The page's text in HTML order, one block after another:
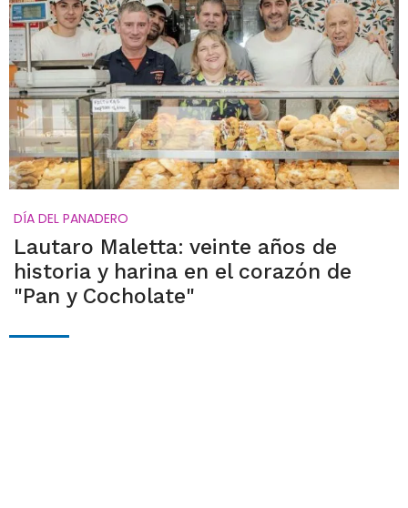
DÍA DEL PANADERO
Lautaro Maletta: veinte años de
historia y harina en el corazón de
"Pan y Cocholate"